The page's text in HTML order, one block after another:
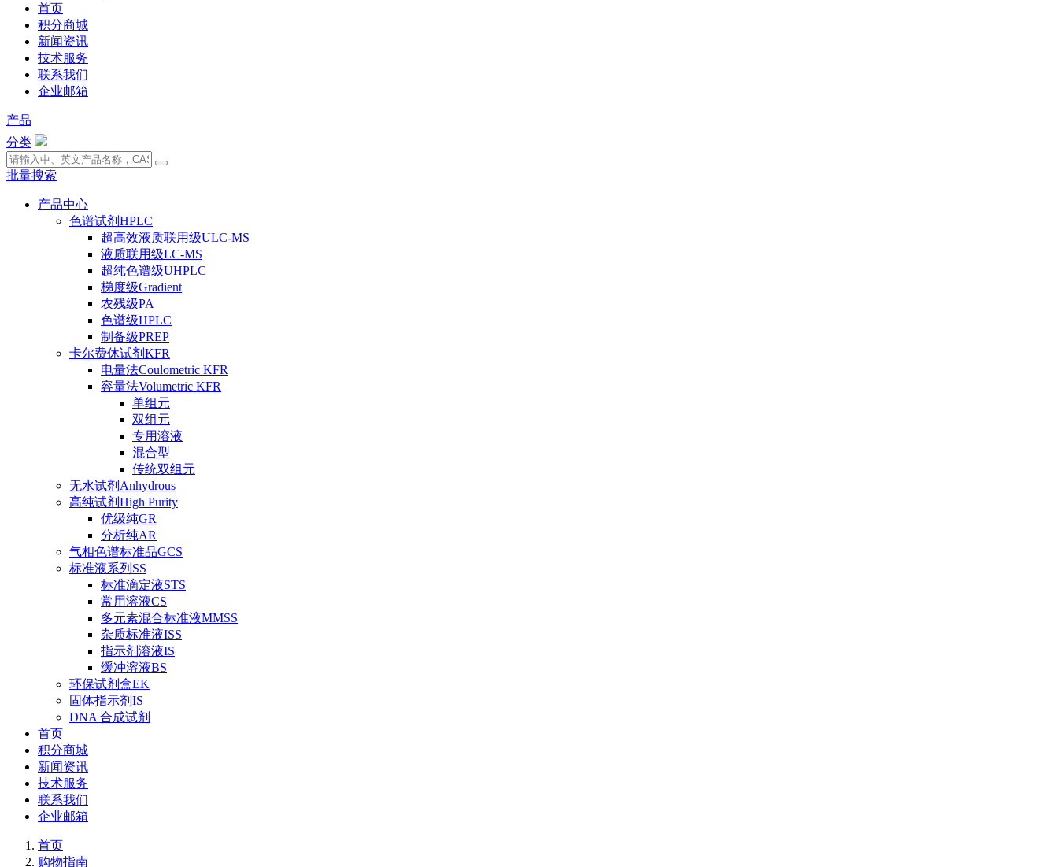
首页
积分商城
新闻资讯
技术服务
联系我们
企业邮箱
产品
分类
批量搜索
产品中心
色谱试剂HPLC
超高效液质联用级ULC-MS
液质联用级LC-MS
超纯色谱级UHPLC
梯度级Gradient
农残级PA
色谱级HPLC
制备级PREP
卡尔费休试剂KFR
电量法Coulometric KFR
容量法Volumetric KFR
单组元
双组元
专用溶液
混合型
传统双组元
无水试剂Anhydrous
高纯试剂High Purity
优级纯GR
分析纯AR
气相色谱标准品GCS
标准液系列SS
标准滴定液STS
常用溶液CS
多元素混合标准液MMSS
杂质标准液ISS
指示剂溶液IS
缓冲溶液BS
环保试剂盒EK
固体指示剂IS
DNA 合成试剂
首页
积分商城
新闻资讯
技术服务
联系我们
企业邮箱
首页
购物指南